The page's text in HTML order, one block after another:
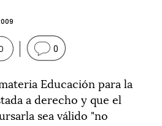
0
Educación para la
a derecho y que el
sea válido "no